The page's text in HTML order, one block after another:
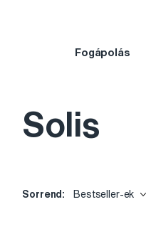
Fogápolás
Solis
Sorrend: Bestseller-ek